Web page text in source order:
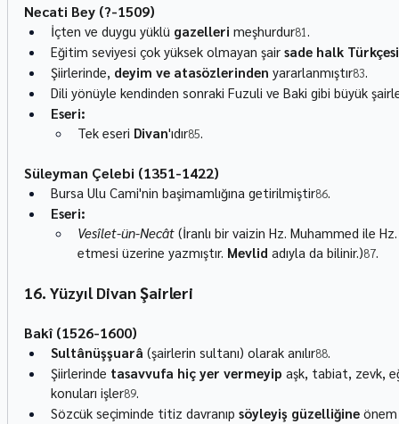
Necati Bey (?-1509)
İçten ve duygu yüklü gazelleri meşhurdur81.
Eğitim seviyesi çok yüksek olmayan şair sade halk
Şiirlerinde, deyim ve atasözlerinden yararlanmıştır83.
Dili yönüyle kendinden sonraki Fuzuli ve Baki gibi büyük
Eseri:
Tek eseri Divan'ıdır85.
Süleyman Çelebi (1351-1422)
Bursa Ulu Cami'nin başimamlığına getirilmiştir86.
Eseri:
Vesîlet-ün-Necât (İranlı bir vaizin Hz. Muhammed ile
etmesi üzerine yazmıştır. Mevlid adıyla da bilinir.)87.
16. Yüzyıl Divan Şairleri
Bakî (1526-1600)
Sultânüşşuarâ (şairlerin sultanı) olarak anılır88.
Şiirlerinde tasavvufa hiç yer vermeyip aşk, tabiat, zevk,
konuları işler89.
Sözcük seçiminde titiz davranıp söyleyiş güzelliğine